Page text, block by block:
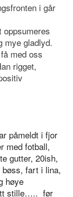
i går
mye gladlyd.
med oss
rigget,
påmeldt i fjor
med fotball,
gutter, 20ish,
fart i lina,
høye
stille….. før